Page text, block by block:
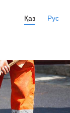
Қаз Рус